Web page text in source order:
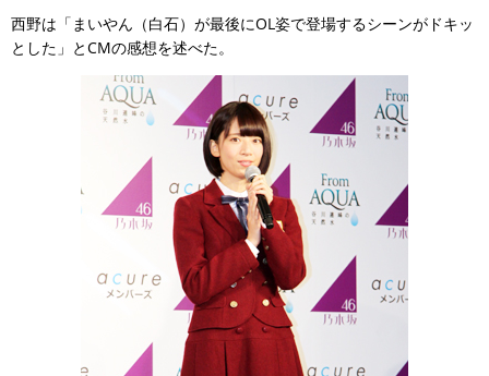
西野は「まいやん（白石）が最後にOL姿で登場するシーンがドキッ
とした」とCMの感想を述べた。